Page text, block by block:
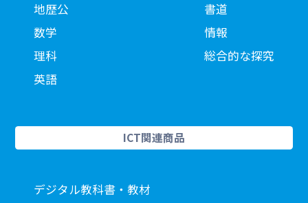
地歴公
数学
理科
英語
書道
情報
総合的な探究
ICT関連商品
デジタル教科書・教材